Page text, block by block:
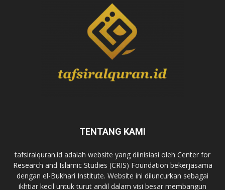
TENTANG KAMI
tafsiralquran.id adalah website yang diinisiasi oleh Center for
Research and Islamic Studies (CRIS) Foundation bekerjasama
dengan el-Bukhari Institute. Website ini diluncurkan sebagai
ikhtiar kecil untuk turut andil dalam visi besar membangun